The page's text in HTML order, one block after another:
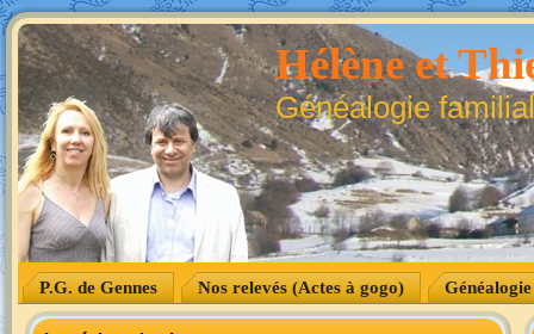
Hélène et
Généalogie
P.G. de Gennes Nos relevés (Actes à gogo) Généalogie